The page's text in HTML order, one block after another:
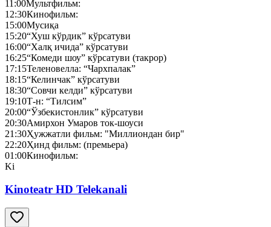
11:00Мультфильм:
12:30Кинофильм:
15:00Мусиқа
15:20“Хуш кўрдик” кўрсатуви
16:00“Халқ ичида” кўрсатуви
16:25“Комеди шоу” кўрсатуви (такрор)
17:15Теленовелла: “Чархпалак”
18:15“Келинчак” кўрсатуви
18:30“Совчи келди” кўрсатуви
19:10Т-н: “Тилсим”
20:00“Ўзбекистонлик” кўрсатуви
20:30Амирхон Умаров ток-шоуси
21:30Ҳужжатли фильм: "Миллиондан бир"
22:20Ҳинд фильм: (премьера)
01:00Кинофильм:
Ki
Kinoteatr HD Telekanali